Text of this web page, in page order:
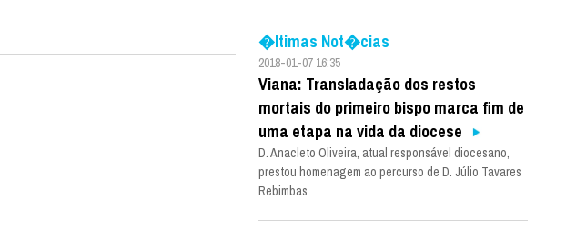
�ltimas Not�cias
2018-01-07 16:35
Viana: Transladação dos restos
mortais do primeiro bispo marca fim de
uma etapa na vida da diocese
D. Anacleto Oliveira, atual responsável diocesano,
prestou homenagem ao percurso de D. Júlio Tavares
Rebimbas